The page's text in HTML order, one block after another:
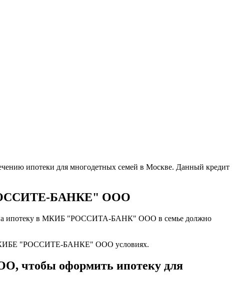
ипотеки для многодетных семей в Москве. Данный кредит
"РОССИТЕ-БАНКЕ" ООО
на ипотеку в МКИБ "РОССИТА-БАНК" ООО в семье должно
в МКИБЕ "РОССИТЕ-БАНКЕ" ООО условиях.
чтобы оформить ипотеку для